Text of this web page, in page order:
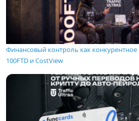
Финансовый контроль как
100FTD и CostView